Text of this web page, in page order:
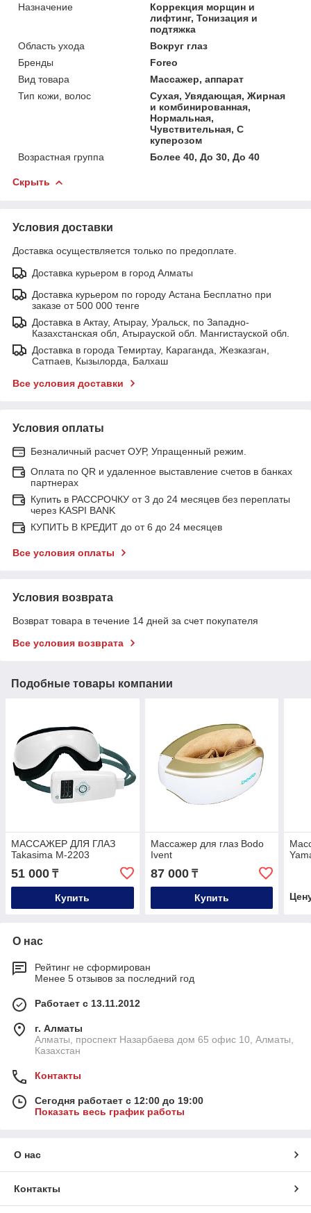
Назначение
Коррекция морщин и
лифтинг, Тонизация и
подтяжка
Область ухода
Вокруг глаз
Бренды
Foreo
Вид товара
Массажер, аппарат
Тип кожи, волос
Сухая, Увядающая, Жирная
и комбинированная,
Нормальная,
Чувствительная, С
куперозом
Возрастная группа
Более 40, До 30, До 40
Скрыть
Условия доставки
Доставка осуществляется только по предоплате.
Доставка курьером в город Алматы
Доставка курьером по городу Астана Бесплатно при
заказе от 500 000 тенге
Доставка в Актау, Атырау, Уральск, по Западно-
Казахстанская обл, Атырауской обл. Мангистауской обл.
Доставка в города Темиртау, Караганда, Жезказган,
Сатпаев, Кызылорда, Балхаш
Все условия доставки
Условия оплаты
Безналичный расчет ОУР, Упращенный режим.
Оплата по QR и удаленное выставление счетов в банках
партнерах
Купить в РАССРОЧКУ от 3 до 24 месяцев без переплаты
через KASPI BANK
КУПИТЬ В КРЕДИТ до от 6 до 24 месяцев
Все условия оплаты
Условия возврата
Возврат товара в течение 14 дней за счет покупателя
Все условия возврата
Подобные товары компании
МАССАЖЕР ДЛЯ ГЛАЗ
Takasima М-2203
51 000 ₸
Купить
Массажер для глаз Bodo
Ivent
87 000₸
Купить
О нас
Рейтинг не сформирован
Менее 5 отзывов за последний год
Работает с 13.11.2012
г. Алматы
Алматы, проспект Назарбаева дом 65 офис 10, Алматы,
Казахстан
Контакты
Сегодня работает с 12:00 до 19:00
Показать весь график работы
О нас
Контакты